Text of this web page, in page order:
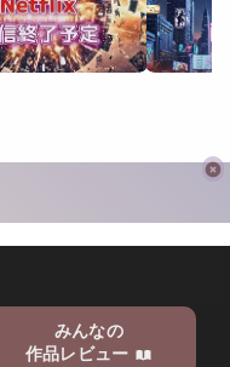
みんなの
作品レビュー